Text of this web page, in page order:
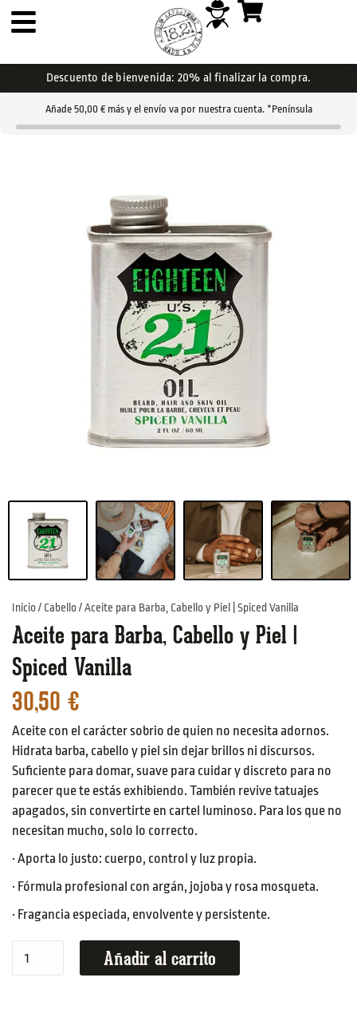
Descuento de bienvenida: 20% al finalizar la compra.
Añade 50,00 €más y el envío va por nuestra cuenta. *Península
Inicio/ Cabello/ Aceite para Barba, Cabello y Piel | Spiced Vanilla
Aceite para Barba, Cabello y Piel |
Spiced Vanilla
30,50 €
Aceite con el carácter sobrio de quien no necesita adornos.
Hidrata barba, cabello y piel sin dejar brillos ni discursos.
Suficiente para domar, suave para cuidar y discreto para no
parecer que te estás exhibiendo. También revive tatuajes
apagados, sin convertirte en cartel luminoso. Para los que no
necesitan mucho, solo lo correcto.
· Aporta lo justo: cuerpo, control y luz propia.
· Fórmula profesional con argán, jojoba y rosa mosqueta.
· Fragancia especiada, envolvente y persistente.
Añadir al carrito